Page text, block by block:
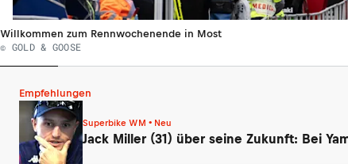
Willkommen zum Rennwochenende in Most
© GOLD & GOOSE
Empfehlungen
Superbike WM • Neu
Jack Miller (31) über seine Zukunft: Bei